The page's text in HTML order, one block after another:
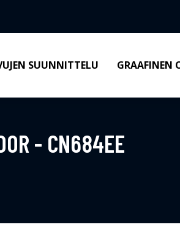
SUUNNITTELU GRAAFINEN
- CN684EE